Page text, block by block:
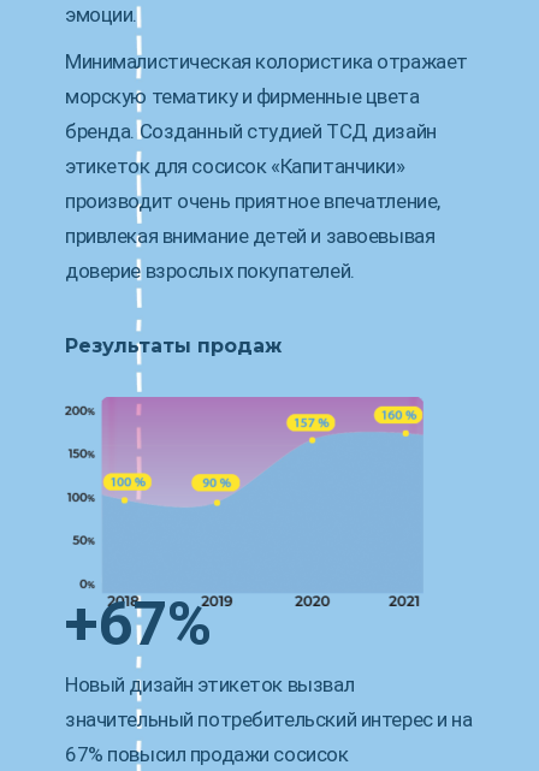
эмоции.
Минималистическая колористика отражает
морскую тематику и фирменные цвета
бренда. Созданный студией ТСД дизайн
этикеток для сосисок «Капитанчики»
производит очень приятное впечатление,
привлекая внимание детей и завоевывая
доверие взрослых покупателей.
Результаты продаж
+67%
Новый дизайн этикеток вызвал
значительный потребительский интерес и на
67% повысил продажи сосисок